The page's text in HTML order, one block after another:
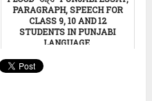
PARAGRAPH, SPEECH FOR
CLASS 9, 10 AND 12
STUDENTS IN PUNJABI
LANGUAGE.